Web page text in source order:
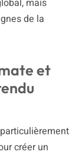
mais
de la
et
créer un